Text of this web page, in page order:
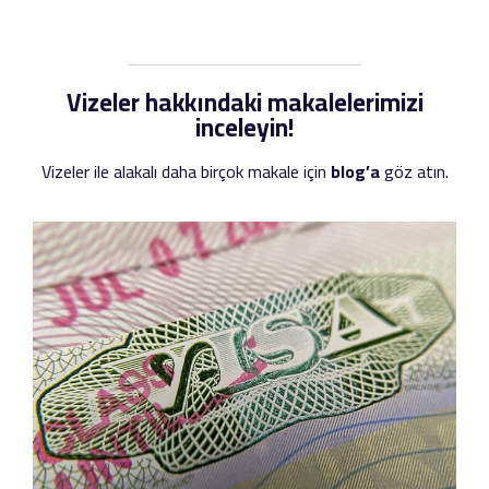
Vizeler hakkındaki makalelerimizi
inceleyin!
Vizeler ile alakalı daha birçok makale için blog’agöz atın.